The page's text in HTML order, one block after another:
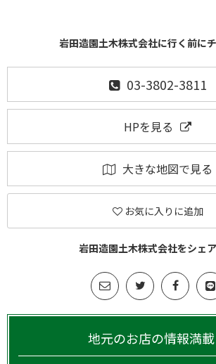
岩田造園土木株式会社に行く前に
03-3802-3811
HPを見る
大きな地図で見る
お気に入りに追加
岩田造園土木株式会社をシェ
地元のお店の情報満載